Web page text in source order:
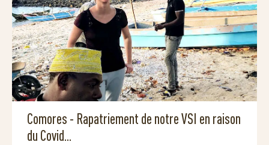
Comores - Rapatriement de notre VSI en raison
du Covid...